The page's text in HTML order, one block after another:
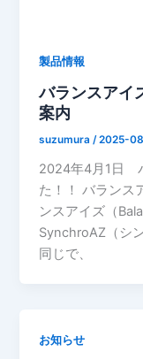
製品情報
バランスア
案内
suzumura/2025-
2024年4月1日
た！！ バランス
ンスアイズ（
SynchroAZ（シ
同じで、
お知らせ